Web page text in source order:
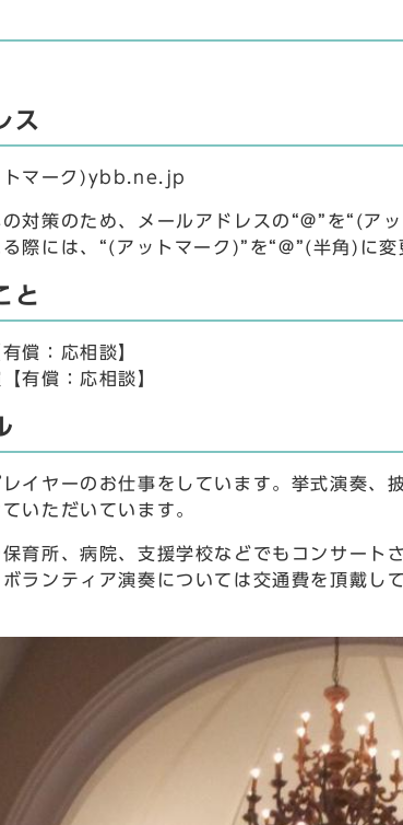
ス
マーク)ybb.ne.jp
対策のため、メールアドレスの“@”を“(ア
際には、“(アットマーク)”を“@”(半角)に変
と
償：応相談】
有償：応相談】
イヤーのお仕事をしています。挙式演奏、
いただいています。
育所、病院、支援学校などでもコンサート
ランティア演奏については交通費を頂戴し